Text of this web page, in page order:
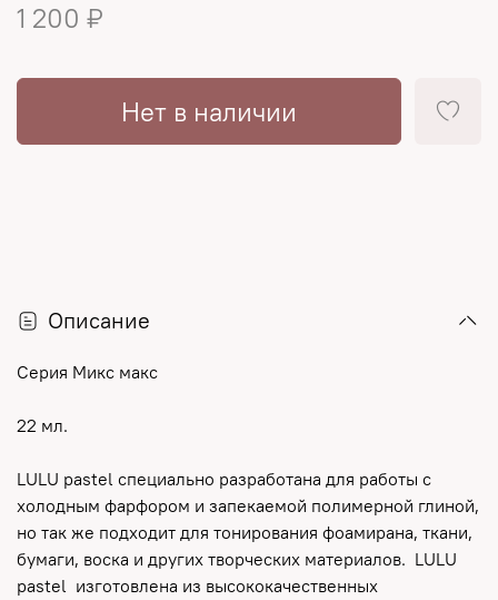
1 200 ₽
Нет в наличии
Описание
Серия Микс макс
22 мл.
LULU pastel специально разработана для работы с
холодным фарфором и запекаемой полимерной глиной,
но так же подходит для тонирования фоамирана, ткани,
бумаги, воска и других творческих материалов. LULU
pastel изготовлена из высококачественных